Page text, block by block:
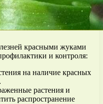
красными жуками
и контроля:
на наличие красных
растения и
распространение